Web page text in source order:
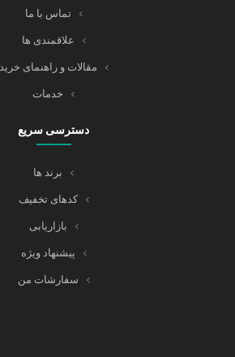
تماس با ما
علاقمندی ها
مقالات و راهنمای خرید
خدمات
دسترسی سریع
برند ها
کدهای تخفیف
بازاریابی
پیشنهاد ویژه
سفارشات من